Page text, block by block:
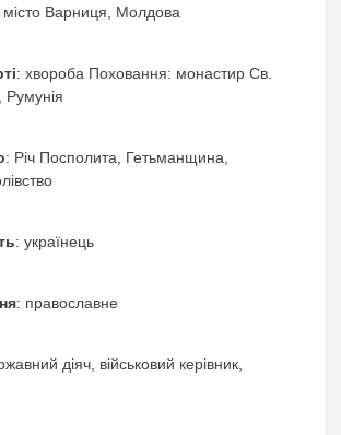
місто Варниця, Молдова
: хвороба Поховання: монастир Св.
Румунія
: Річ Посполита, Гетьманщина,
: українець
: православне
діяч, військовий керівник,